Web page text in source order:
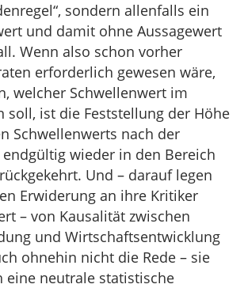
sondern allenfalls ein
und damit ohne Aussagewert
Wenn also schon vorher
erforderlich gewesen wäre,
welcher Schwellenwert im
soll, ist die Feststellung der Höhe
Schwellenwerts nach der
wieder in den Bereich
Und – darauf legen
Erwiderung an ihre Kritiker
– von Kausalität zwischen
und Wirtschaftsentwicklung
ohnehin nicht die Rede – sie
eine neutrale statistische